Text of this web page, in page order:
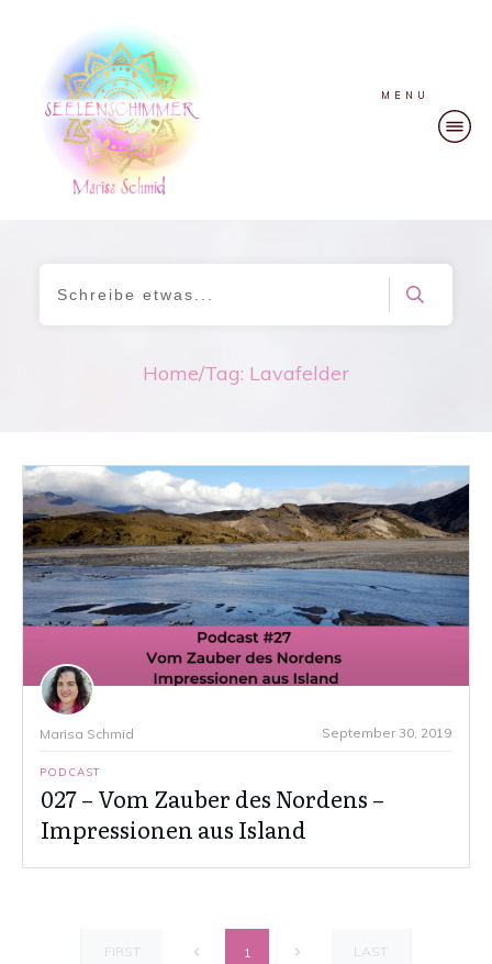
MENU
Home/Tag: Lavafelder
Marisa Schmid September 30, 2019
PODCAST
027 – Vom Zauber des Nordens –
Impressionen aus Island
FIRST 1 LAST